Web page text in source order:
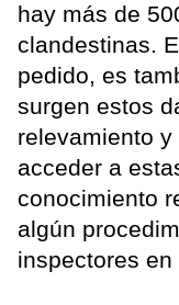
hay más de
clandestinas.
pedido, es
surgen estos
relevamiento
acceder a
conocimiento
algún
inspectores en